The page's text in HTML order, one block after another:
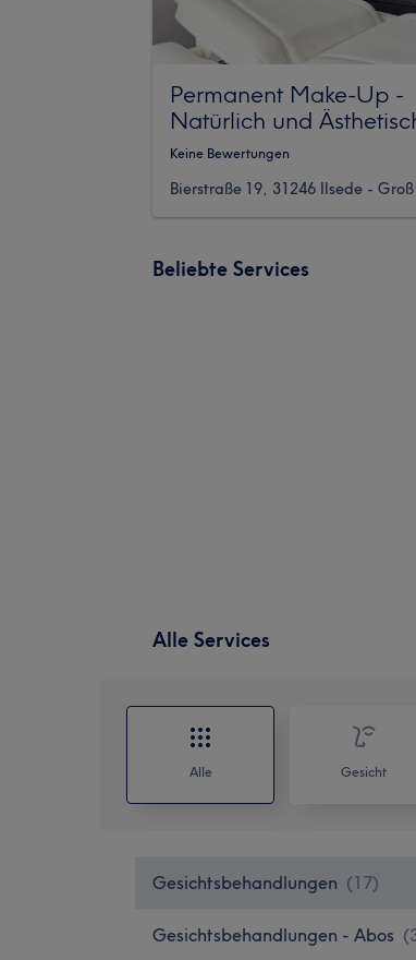
Permanent Make-Up -
Natürlich und
Keine Bewertungen
Bierstraße 19, 31246 Ilsede -
Beliebte Services
Alle Services
Alle Gesicht
Gesichtsbehandlungen (17)
Gesichtsbehandlungen - Abos (